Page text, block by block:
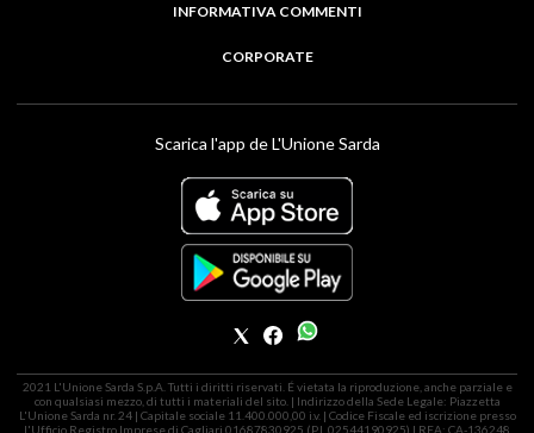
INFORMATIVA COMMENTI
CORPORATE
Scarica l'app de L'Unione Sarda
2021 L'Unione Sarda S.p.A. Tutti i diritti riservati. É vietata la riproduzione, anche parziale e
con qualsiasi mezzo, di tutti i materiali del sito. | Indirizzo della Sede Legale: Piazzetta
L'Unione Sarda nr. 24 | Capitale sociale 11.400.000,00 i.v. | Codice Fiscale ed iscrizione presso
l'Ufficio Registro Imprese di Cagliari 01687830925 (P.I. 02544190925) | REA: CA-136248